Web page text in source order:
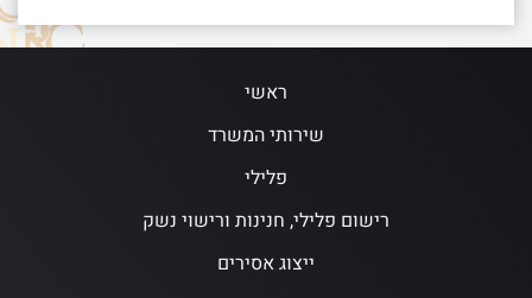
ראשי
שירותי המשרד
פלילי
רישום פלילי, חנינות ורישוי נשק
ייצוג אסירים